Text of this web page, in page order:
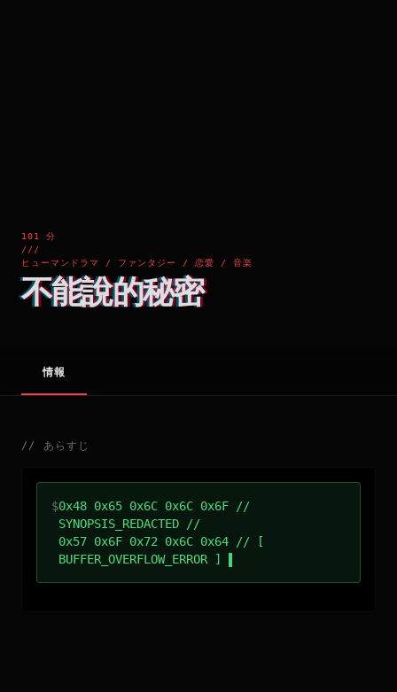
101 分
///
ヒューマンドラマ / ファンタジー / 恋愛 / 音楽
不能說的秘密
情報
// あらすじ
$0x48 0x65 0x6C 0x6C 0x6F //
SYNOPSIS_REDACTED //
0x57 0x6F 0x72 0x6C 0x64 // [
BUFFER_OVERFLOW_ERROR ]